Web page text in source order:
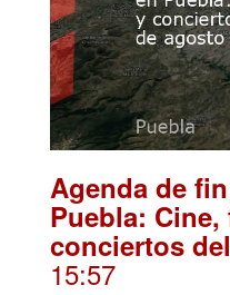
Agenda de
Puebla: Cine,
conciertos
15:57